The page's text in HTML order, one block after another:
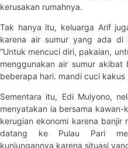
kerusakan rumahnya.
Tak hanya itu, keluarga Arif
karena air sumur yang ada di
“Untuk mencuci diri, pakaian,
menggunakan air sumur akibat
beberapa hari. mandi cuci kakus
Sementara itu, Edi Mulyono,
menyatakan ia bersama kawan-
kerugian ekonomi karena banjir
datang ke Pulau Pari
kunjungannya karena situasi